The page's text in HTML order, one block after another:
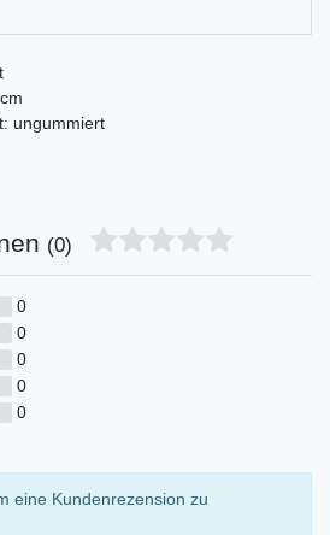
ungummiert
(0)
0
0
0
0
0
eine Kundenrezension zu